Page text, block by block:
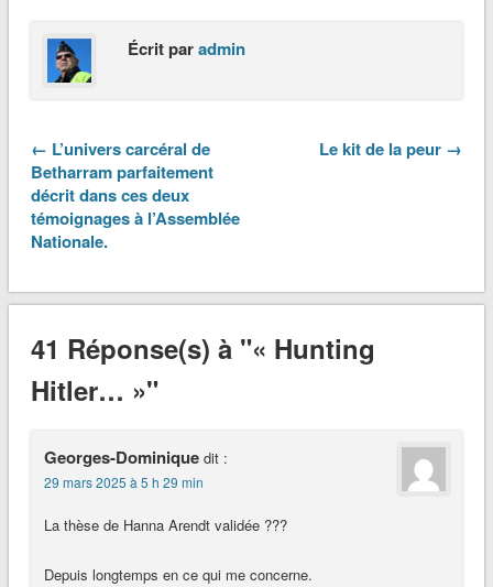
Écrit paradmin
← L’univers carcéral de
Betharram parfaitement
décrit dans ces deux
témoignages à l’Assemblée
Nationale.
Le kit de la peur →
41 Réponse(s) à "« Hunting
Hitler… »"
Georges-Dominique dit :
29 mars 2025 à 5 h 29 min
La thèse de Hanna Arendt validée ???
Depuis longtemps en ce qui me concerne.